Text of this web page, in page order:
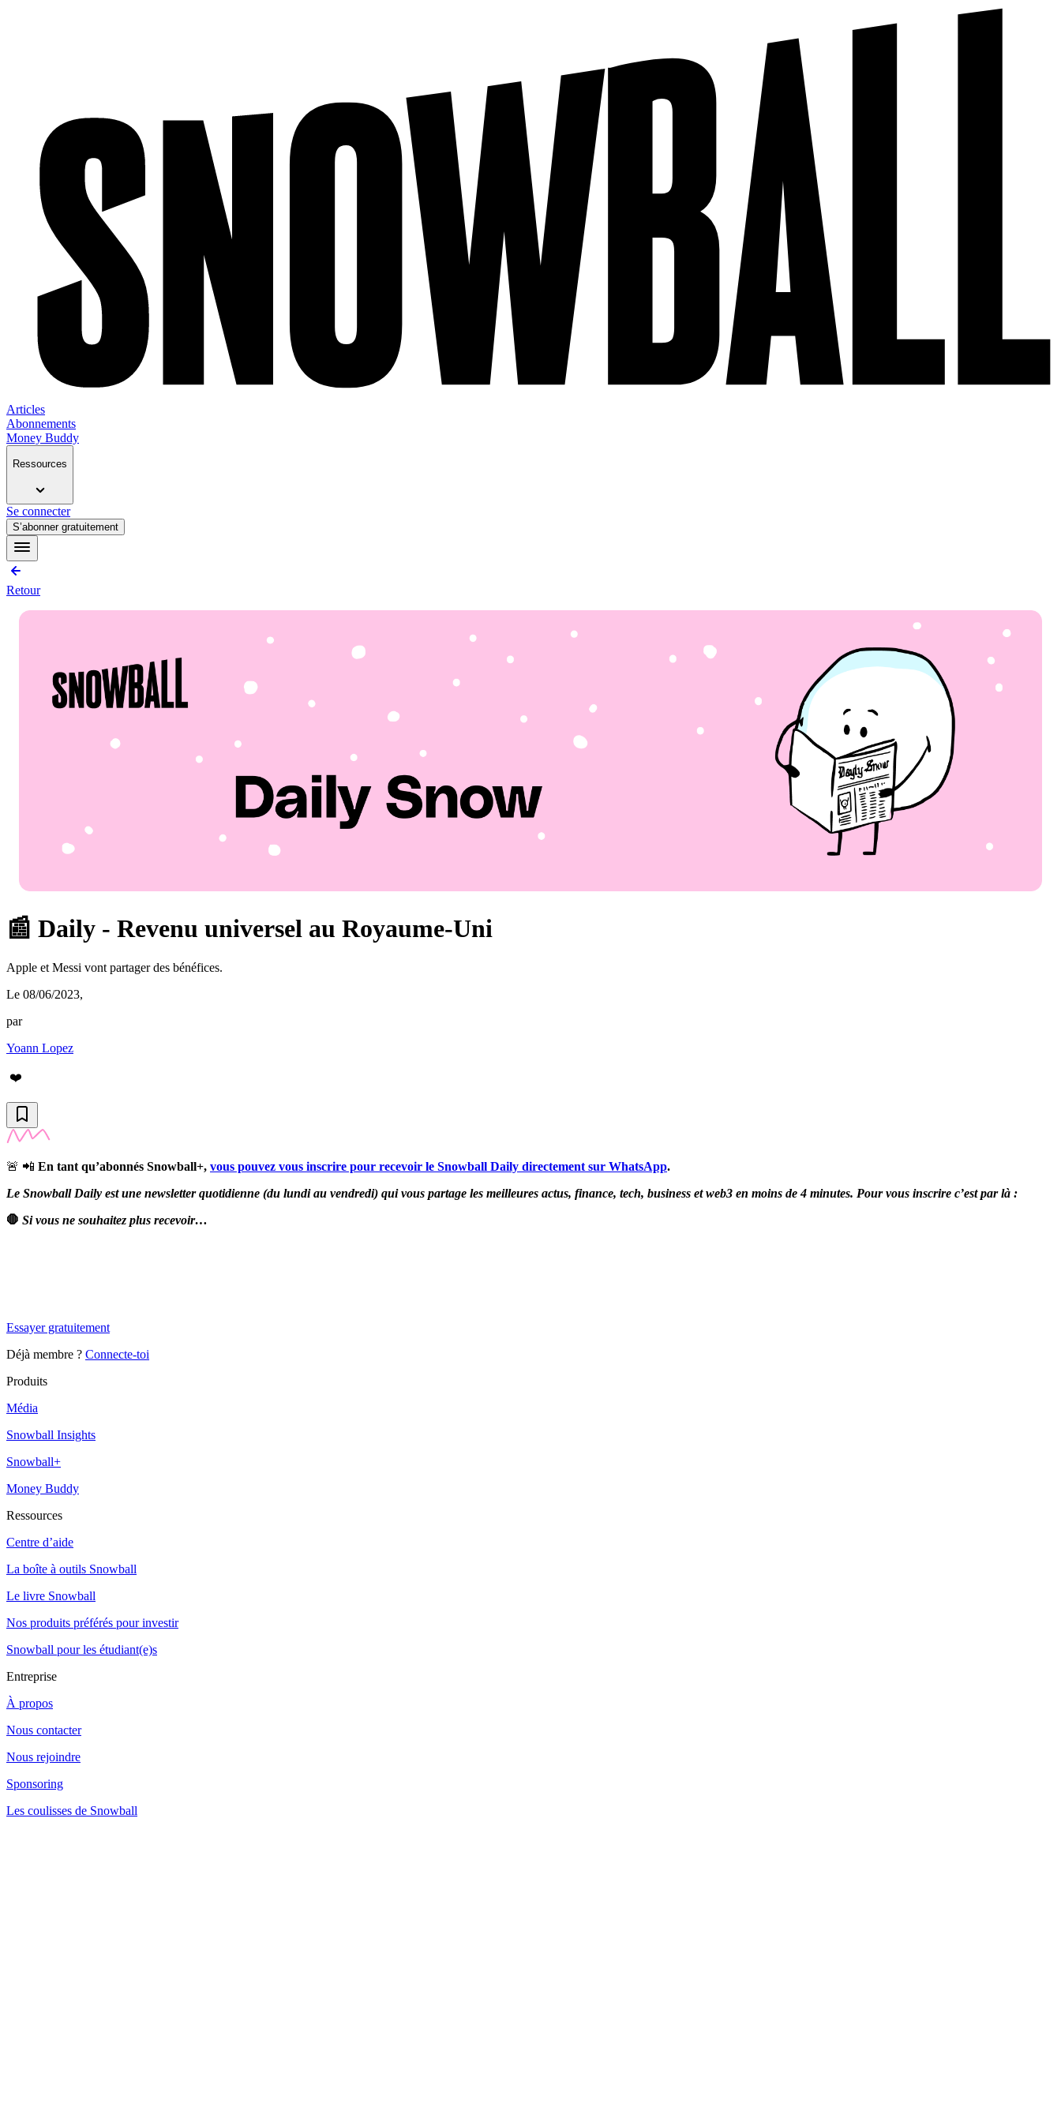
Articles
Abonnements
Money Buddy
Ressources
Se connecter
S’abonner gratuitement
Retour
📰 Daily - Revenu universel au Royaume-Uni
Apple et Messi vont partager des bénéfices.
Le 08/06/2023,
par
Yoann Lopez
❤️
🚨 📲 En tant qu’abonnés Snowball+, vous pouvez vous inscrire pour recevoir le Snowball Daily directement sur WhatsApp.
Le Snowball Daily est une newsletter quotidienne (du lundi au vendredi) qui vous partage les meilleures actus, finance, tech, business et web3 en moins de 4 minutes. Pour vous inscrire c’est par là :
🛑 Si vous ne souhaitez plus recevoir…
Essayer gratuitement
Déjà membre ? Connecte-toi
Produits
Média
Snowball Insights
Snowball+
Money Buddy
Ressources
Centre d’aide
La boîte à outils Snowball
Le livre Snowball
Nos produits préférés pour investir
Snowball pour les étudiant(e)s
Entreprise
À propos
Nous contacter
Nous rejoindre
Sponsoring
Les coulisses de Snowball